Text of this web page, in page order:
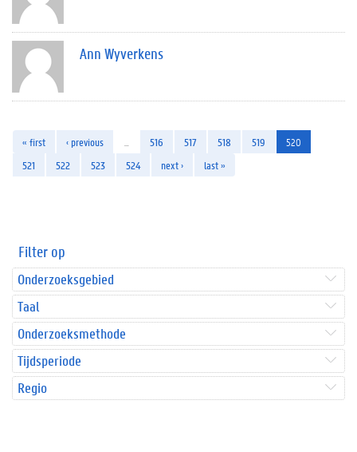
Ann Wyverkens
« first ‹ previous 516 517 518 519
520
521
522 523 524 next › last »
Filter op
Onderzoeksgebied
Taal
Onderzoeksmethode
Tijdsperiode
Regio